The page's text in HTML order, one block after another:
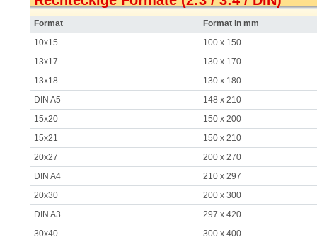
Format
Format in mm
10x15
100 x 150
13x17
130 x 170
13x18
130 x 180
DIN A5
148 x 210
15x20
150 x 200
15x21
150 x 210
20x27
200 x 270
DIN A4
210 x 297
20x30
200 x 300
DIN A3
297 x 420
30x40
300 x 400